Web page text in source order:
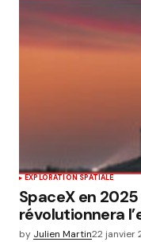
EXPLORATION SPATIALE
SpaceX en
révolutionnera
by Julien Martin22 janvier